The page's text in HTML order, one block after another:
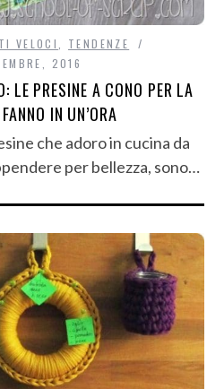
VELOCI
TENDENZE
2016
LE PRESINE A CONO PER LA
IN UN’ORA
che adoro in cucina da
per bellezza, sono…